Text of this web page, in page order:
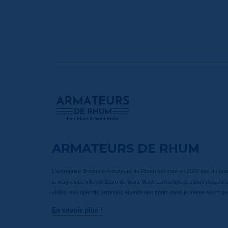
ARMATEURS DE RHUM
L'entreprise Bretonne Armateurs de Rhum est créé en 2020 lors du
la magnifique ville portuaire de Saint-Malo. La marque propose
vieillis, des apéritifs arrangés et enfin des spritz dans le même esprit
En savoir plus !